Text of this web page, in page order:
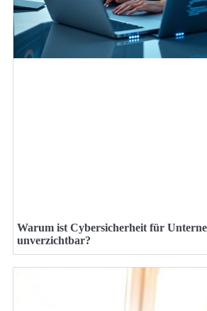
Warum ist Cybersicherheit für
unverzichtbar?